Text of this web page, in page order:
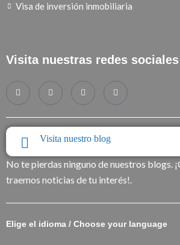
Visa de inversión inmobiliaria
Visita nuestras redes sociales
Visita nuestro blog
No te pierdas ninguno de nuestros blogs.
traemos noticias de tu interés!.
Elige el idioma / Choose your language